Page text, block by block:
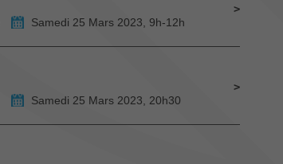
Samedi 25 Mars 2023, 9h-12h
Samedi 25 Mars 2023, 20h30